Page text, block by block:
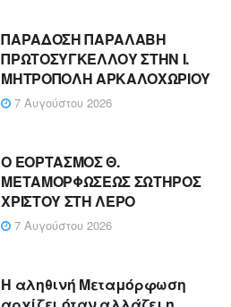
ΠΑΡΑΔΟΣΗ ΠΑΡΑΛΑΒΗ
ΠΡΩΤΟΣΥΓΚΕΛΛΟΥ ΣΤΗΝ Ι.
ΜΗΤΡΟΠΟΛΗ ΑΡΚΑΛΟΧΩΡΙΟΥ
7 Αυγούστου 2026
Ο ΕΟΡΤΑΣΜΟΣ Θ.
ΜΕΤΑΜΟΡΦΩΣΕΩΣ ΣΩΤΗΡΟΣ
ΧΡΙΣΤΟΥ ΣΤΗ ΛΕΡΟ
7 Αυγούστου 2026
Η αληθινή Μεταμόρφωση